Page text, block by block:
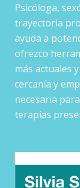
Psicóloga,
trayectoria
ayuda a
ofrezco
más actuales
cercanía y
necesaria
terapias